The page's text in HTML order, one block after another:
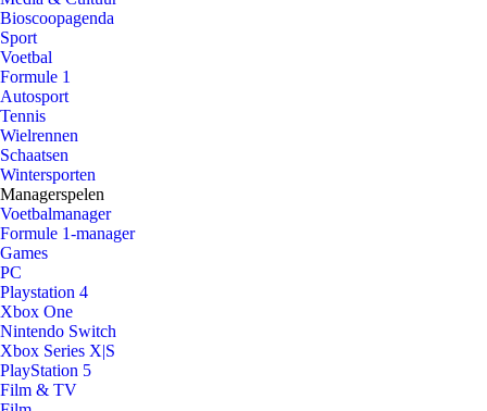
Bioscoopagenda
Sport
Voetbal
Formule 1
Autosport
Tennis
Wielrennen
Schaatsen
Wintersporten
Managerspelen
Voetbalmanager
Formule 1-manager
Games
PC
Playstation 4
Xbox One
Nintendo Switch
Xbox Series X|S
PlayStation 5
Film & TV